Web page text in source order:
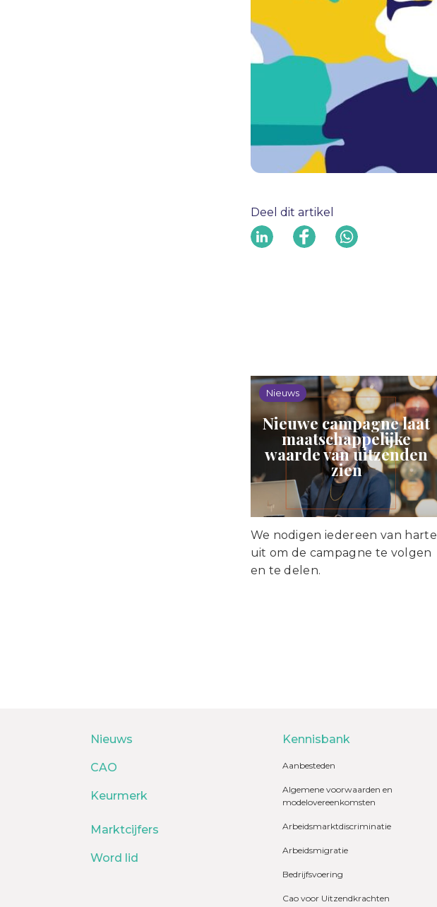
Deel dit artikel
Nieuws
Nieuwe campagne laat
maatschappelijke
waarde van uitzenden
zien
We nodigen iedereen van harte
uit om de campagne te volgen
en te delen.
Nieuws
CAO
Keurmerk
Marktcijfers
Word lid
Kennisbank
Aanbesteden
Algemene voorwaarden en
modelovereenkomsten
Arbeidsmarktdiscriminatie
Arbeidsmigratie
Bedrijfsvoering
Cao voor Uitzendkrachten